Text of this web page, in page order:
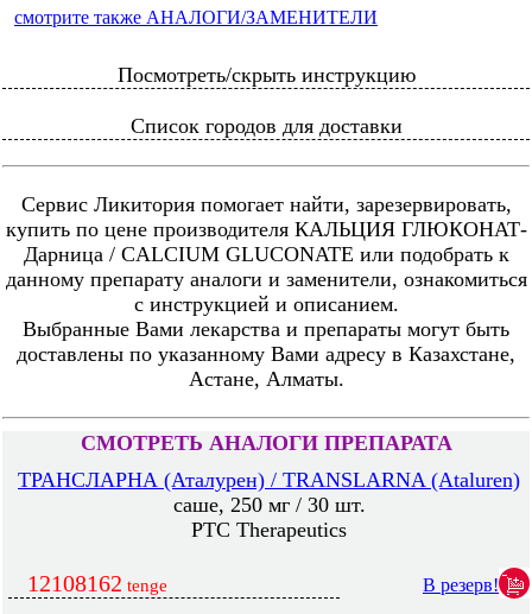
смотрите также АНАЛОГИ/ЗАМЕНИТЕЛИ
Посмотреть/скрыть инструкцию
Список городов для доставки
Сервис Ликитория помогает найти, зарезервировать,
купить по цене производителя КАЛЬЦИЯ ГЛЮКОНАТ-
Дарница / CALCIUM GLUCONATE или подобрать к
данному препарату аналоги и заменители, ознакомиться
с инструкцией и описанием.
Выбранные Вами лекарства и препараты могут быть
доставлены по указанному Вами адресу в Казахстане,
Астане, Алматы.
СМОТРЕТЬ АНАЛОГИ ПРЕПАРАТА
ТРАНСЛАРНА (Аталурен) / TRANSLARNA (Ataluren)
саше, 250 мг / 30 шт.
PTC Therapeutics
12108162 tenge В резерв!